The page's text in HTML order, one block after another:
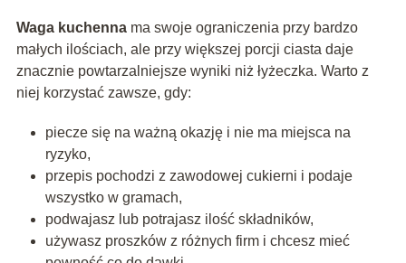
Waga kuchennama swoje ograniczenia przy bardzo
małych ilościach, ale przy większej porcji ciasta daje
znacznie powtarzalniejsze wyniki niż łyżeczka. Warto z
niej korzystać zawsze, gdy:
piecze się na ważną okazję i nie ma miejsca na
ryzyko,
przepis pochodzi z zawodowej cukierni i podaje
wszystko w gramach,
podwajasz lub potrajasz ilość składników,
używasz proszków z różnych firm i chcesz mieć